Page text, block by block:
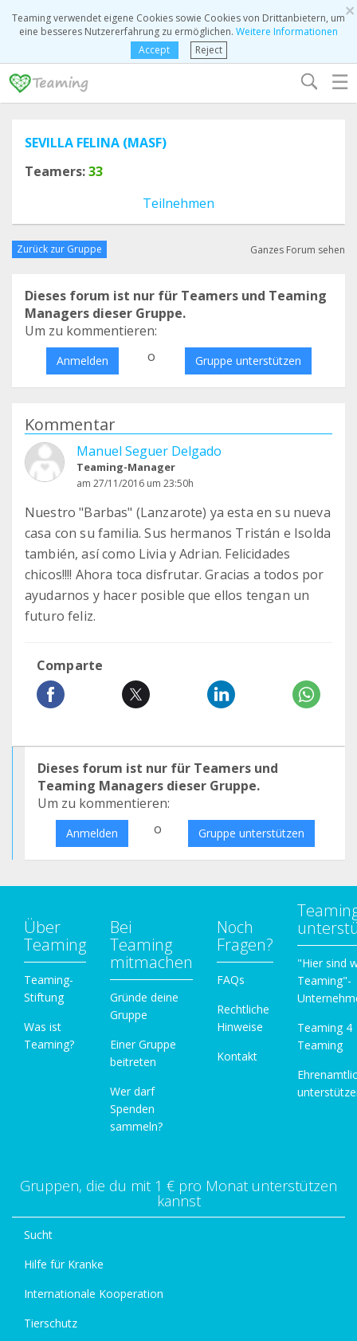
×
Teaming verwendet eigene Cookies sowie Cookies von Drittanbietern, um
eine besseres Nutzererfahrung zu ermöglichen. Weitere Informationen
Accept
Reject
☰
SEVILLA FELINA (MASF)
Teamers:33
Teilnehmen
Zurück zur Gruppe Ganzes Forum sehen
Dieses forum ist nur für Teamers und Teaming
Managers dieser Gruppe.
Um zu kommentieren:
Anmelden o Gruppe unterstützen
Kommentar
Manuel Seguer Delgado
Teaming-Manager
am 27/11/2016 um 23:50h
Nuestro "Barbas" (Lanzarote) ya esta en su nueva
casa con su familia. Sus hermanos Tristán e Isolda
también, así como Livia y Adrian. Felicidades
chicos!!!! Ahora toca disfrutar. Gracias a todos por
ayudarnos y hacer posible que ellos tengan un
futuro feliz.
Comparte
Dieses forum ist nur für Teamers und
Teaming Managers dieser Gruppe.
Um zu kommentieren:
Anmelden o Gruppe unterstützen
Über
Teaming
Teaming-
Stiftung
Was ist
Teaming?
Bei
Teaming
mitmachen
Gründe deine
Gruppe
Einer Gruppe
beitreten
Wer darf
Spenden
sammeln?
Noch
Fragen?
FAQs
Rechtliche
Hinweise
Kontakt
"Hier sind
Teaming"-
Teaming 4
Teaming
Gruppen, die du mit 1 € pro Monat unterstützen
kannst
Sucht
Hilfe für Kranke
Internationale Kooperation
Tierschutz